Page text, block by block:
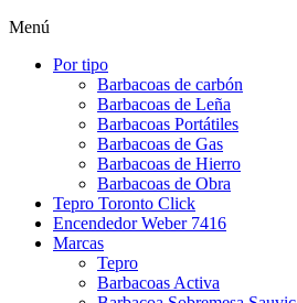
Menú
Por tipo
Barbacoas de carbón
Barbacoas de Leña
Barbacoas Portátiles
Barbacoas de Gas
Barbacoas de Hierro
Barbacoas de Obra
Tepro Toronto Click
Encendedor Weber 7416
Marcas
Tepro
Barbacoas Activa